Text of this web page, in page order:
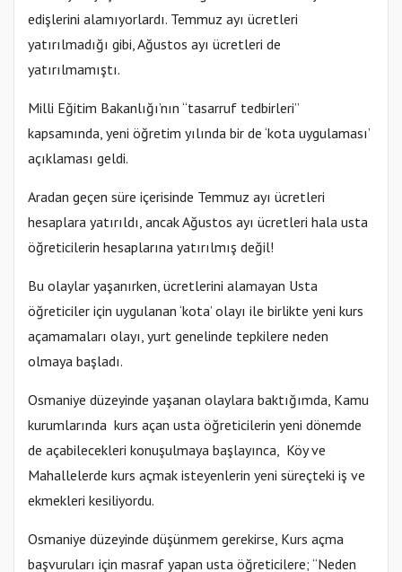
edişlerini alamıyorlardı. Temmuz ayı ücretleri
yatırılmadığı gibi, Ağustos ayı ücretleri de
yatırılmamıştı.
Milli Eğitim Bakanlığı’nın “tasarruf tedbirleri”
kapsamında, yeni öğretim yılında bir de ‘kota uygulaması’
açıklaması geldi.
Aradan geçen süre içerisinde Temmuz ayı ücretleri
hesaplara yatırıldı, ancak Ağustos ayı ücretleri hala usta
öğreticilerin hesaplarına yatırılmış değil!
Bu olaylar yaşanırken, ücretlerini alamayan Usta
öğreticiler için uygulanan ‘kota’ olayı ile birlikte yeni kurs
açamamaları olayı, yurt genelinde tepkilere neden
olmaya başladı.
Osmaniye düzeyinde yaşanan olaylara baktığımda, Kamu
kurumlarında kurs açan usta öğreticilerin yeni dönemde
de açabilecekleri konuşulmaya başlayınca, Köy ve
Mahallelerde kurs açmak isteyenlerin yeni süreçteki iş ve
ekmekleri kesiliyordu.
Osmaniye düzeyinde düşünmem gerekirse, Kurs açma
başvuruları için masraf yapan usta öğreticilere; “Neden